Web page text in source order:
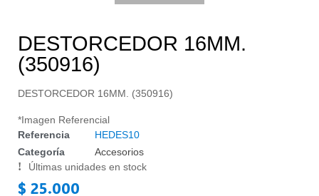
DESTORCEDOR 16MM.
(350916)
DESTORCEDOR 16MM. (350916)
*Imagen Referencial
Referencia
HEDES10
Categoría
Accesorios
Últimas unidades en stock
$ 25.000